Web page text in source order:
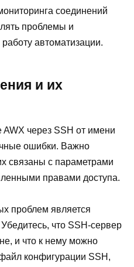
соединений
проблемы и
автоматизации.
и их
через SSH от имени
ошибки. Важно
связаны с параметрами
правами доступа.
проблем является
что SSH-сервер
и что к нему можно
конфигурации SSH,